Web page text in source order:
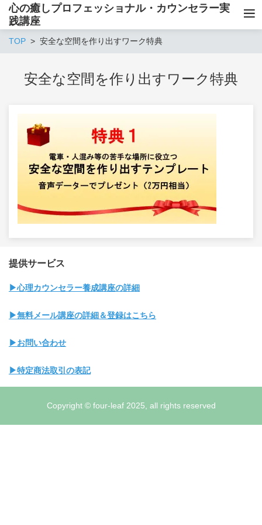
心の癒しプロフェッショナル・カウンセラー実
践講座
TOP 安全な空間を作り出すワーク特典
安全な空間を作り出すワーク特典
提供サービス
▶心理カウンセラー養成講座の詳細
▶無料メール講座の詳細＆登録はこちら
▶お問い合わせ
▶特定商法取引の表記
Copyright © four-leaf 2025, all rights reserved